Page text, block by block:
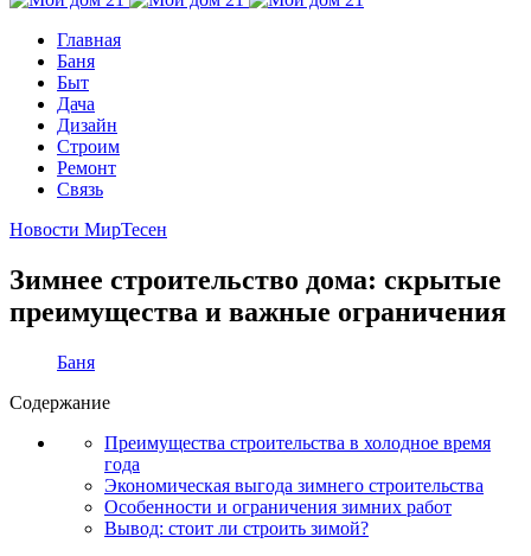
Главная
Баня
Быт
Дача
Дизайн
Строим
Ремонт
Связь
Новости МирТесен
Зимнее строительство дома: скрытые
преимущества и важные ограничения
Баня
Содержание
Преимущества строительства в холодное время
года
Экономическая выгода зимнего строительства
Особенности и ограничения зимних работ
Вывод: стоит ли строить зимой?